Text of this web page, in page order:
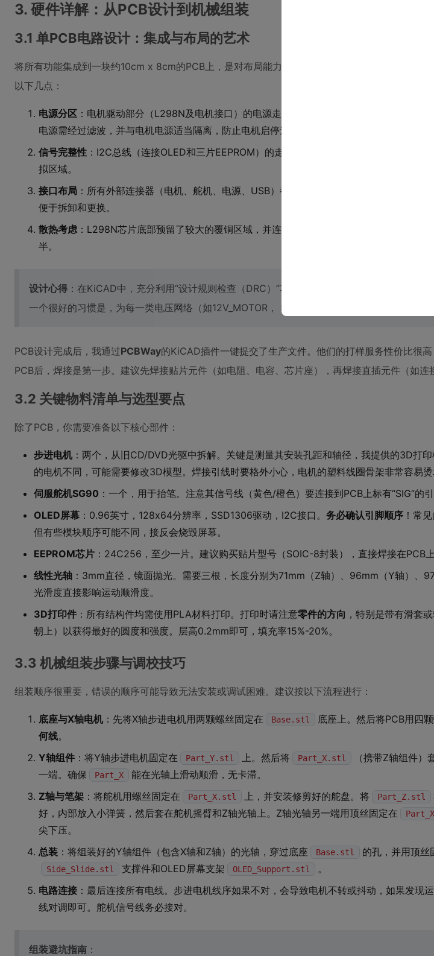
3. 硬件详解：从PCB设计到机械组装
3.1 单PCB电路设计：集成与布局的艺术
将所有功能集成到一块约10cm x 8cm的PCB上，是对布局能力的考验。我使用
这款
以下几点：
电源分区 ：电机驱动部分（L298N及电机接口）的电源走线要宽，以承载较大电流。逻辑部
电源需经过滤波，并与电机电源适当隔离，防止电机启停造成的电压波动干扰逻辑电路。
信号完整性 ：I2C总线（连接OLED和三片EEPROM）的走线尽量短，并保留了上拉电阻的
拟区域。
接口布局 ：所有外部连接器（电机、舵机、电源、USB）都布置在PCB边缘，方便接线。
便于拆卸和更换。
散热考虑 ：L298N芯片底部预留了较大的覆铜区域，并连接到GND，辅助散热。虽然本项
半。
设计心得 ：在KiCAD中，充分利用“设计规则检查（DRC）”功能。在投板前，务必反复检查网
一个很好的习惯是，为每一类电压网络（如12V_MOTOR， 5V_LOGIC）设置不同的颜色，在布
PCB设计完成后，我通过PCBWay的KiCAD插件一键提交了生产文件。他们的打样服务性价比很
PCB后，焊接是第一步。建议先焊接贴片元件（如电阻、电容、芯片座），再焊接直插元件（如连
3.2 关键物料清单与选型要点
除了PCB，你需要准备以下核心部件：
步进电机 ：两个，从旧CD/DVD光驱中拆解。关键是测量其安装孔距和轴径，我提供的3D打
的电机不同，可能需要修改3D模型。焊接引线时要格外小心，电机的塑料线圈骨架非常容易烫
伺服舵机SG90 ：一个，用于抬笔。注意其信号线（黄色/橙色）要连接到PCB上标有“SIG”的引
OLED屏幕 ：0.96英寸，128x64分辨率，SSD1306驱动，I2C接口。 务必确认引脚顺序 ！常
但有些模块顺序可能不同，接反会烧毁屏幕。
EEPROM芯片 ：24C256，至少一片。建议购买贴片型号（SOIC-8封装），直接焊接在PCB上
线性光轴 ：3mm直径，镜面抛光。需要三根，长度分别为71mm（Z轴）、96mm（Y轴）、
光滑度直接影响运动顺滑度。
3D打印件 ：所有结构件均需使用PLA材料打印。打印时请注意零件的方向 ，特别是带有滑套
朝上）以获得最好的圆度和强度。层高0.2mm即可，填充率15%-20%。
3.3 机械组装步骤与调校技巧
组装顺序很重要，错误的顺序可能导致无法安装或调试困难。建议按以下流程进行：
底座与X轴电机 ：先将X轴步进电机用两颗螺丝固定在 Base.stl 底座上。然后将PCB用四
何线。
Y轴组件 ：将Y轴步进电机固定在 Part_Y.stl 上。然后将 Part_X.stl
（携带Z轴组件
一端。确保
Part_X
能在光轴上滑动顺滑，无卡滞。
Z轴与笔架 ：将舵机用螺丝固定在 Part_X.stl 上，并安装修剪好的舵盘。将 Part_Z.stl
好，内部放入小弹簧，然后套在舵机摇臂和Z轴光轴上。Z轴光轴另一端用顶丝固定在
Part_X
尖下压。
总装 ：将组装好的Y轴组件（包含X轴和Z轴）的光轴，穿过底座 Base.stl 的孔，并用顶丝
Side_Slide.stl 支撑件和OLED屏幕支架 OLED_Support.stl
。
电路连接 ：最后连接所有电线。步进电机线序如果不对，会导致电机不转或抖动，如果发现
线对调即可。舵机信号线务必接对。
组装避坑指南 ：